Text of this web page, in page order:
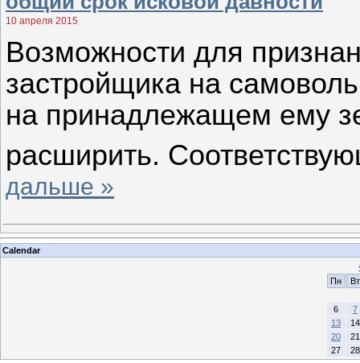
10 апреля 2015
Возможности для
застройщика на
на принадлежащем ему
расширить.
дальше »
Calendar
Пн
Вт
6
7
13
14
20
21
27
28